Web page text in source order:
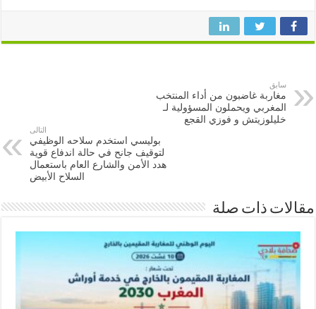
مغاربة غاضبون من أداء المنتخب
المغربي ويحملون المسؤولية لـ
خليلوزيتش و فوزي القجع
بوليسي استخدم سلاحه الوظيفي
لتوقيف جانح في حالة اندفاع قوية
هدد الأمن والشارع العام باستعمال
السلاح الأبيض
ذات صلة